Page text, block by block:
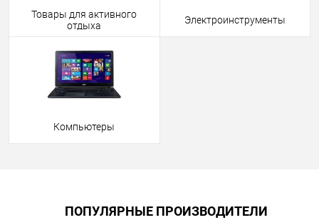
Товары для активного
отдыха
Электроинструменты
Компьютеры
ПОПУЛЯРНЫЕ ПРОИЗВОДИТЕЛИ